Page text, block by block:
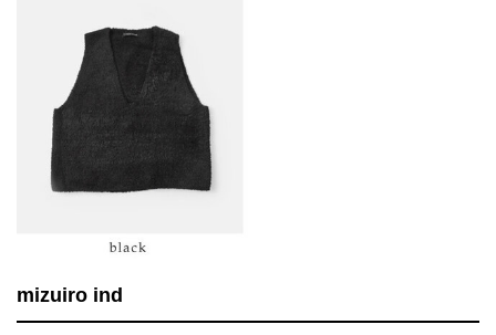
mizuiro ind